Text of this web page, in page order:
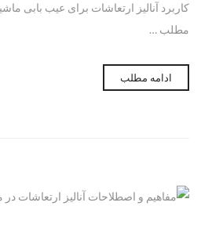
کاربرد آنالیز ارتعاشات برای عیب بابی
مطلب …
ادامه مطلب